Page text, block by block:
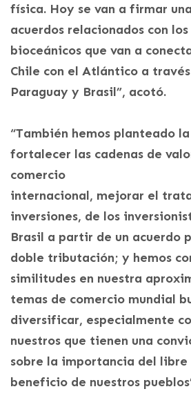
física. Hoy se van a firmar
acuerdos relacionados con
bioceánicos que van a
Chile con el Atlántico a
Paraguay y Brasil”, acotó.
“También hemos planteado
fortalecer las cadenas de
comercio
internacional, mejorar el
inversiones, de los
Brasil a partir de un acuerdo
doble tributación; y hemos
similitudes en nuestra
temas de comercio mundial
diversificar, especialmente
nuestros que tienen una
sobre la importancia del libre
beneficio de nuestros